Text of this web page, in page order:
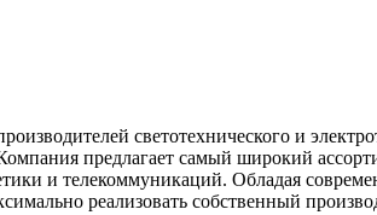
светотехнического и
предлагает самый широкий
и телекоммуникаций. Обладая
реализовать собственный